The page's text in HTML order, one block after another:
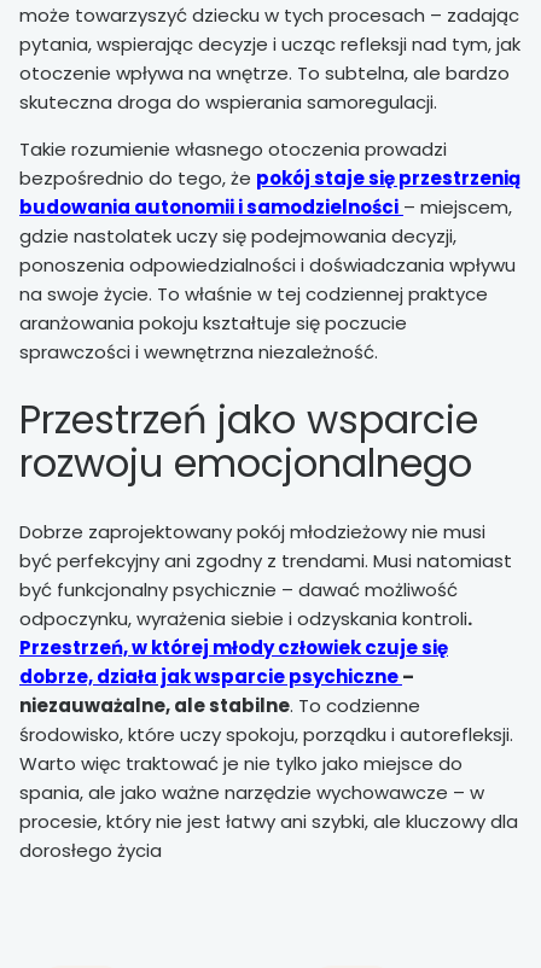
może towarzyszyć dziecku w tych procesach – zadając
pytania, wspierając decyzje i ucząc refleksji nad tym, jak
otoczenie wpływa na wnętrze. To subtelna, ale bardzo
skuteczna droga do wspierania samoregulacji.
Takie rozumienie własnego otoczenia prowadzi
bezpośrednio do tego, że pokój staje się przestrzenią
budowania autonomii i samodzielności – miejscem,
gdzie nastolatek uczy się podejmowania decyzji,
ponoszenia odpowiedzialności i doświadczania wpływu
na swoje życie. To właśnie w tej codziennej praktyce
aranżowania pokoju kształtuje się poczucie
sprawczości i wewnętrzna niezależność.
Przestrzeń jako wsparcie
rozwoju emocjonalnego
Dobrze zaprojektowany pokój młodzieżowy nie musi
być perfekcyjny ani zgodny z trendami. Musi natomiast
być funkcjonalny psychicznie – dawać możliwość
odpoczynku, wyrażenia siebie i odzyskania kontroli.
Przestrzeń, w której młody człowiek czuje się
dobrze, działa jak wsparcie psychiczne–
niezauważalne, ale stabilne. To codzienne
środowisko, które uczy spokoju, porządku i autorefleksji.
Warto więc traktować je nie tylko jako miejsce do
spania, ale jako ważne narzędzie wychowawcze – w
procesie, który nie jest łatwy ani szybki, ale kluczowy dla
dorosłego życia